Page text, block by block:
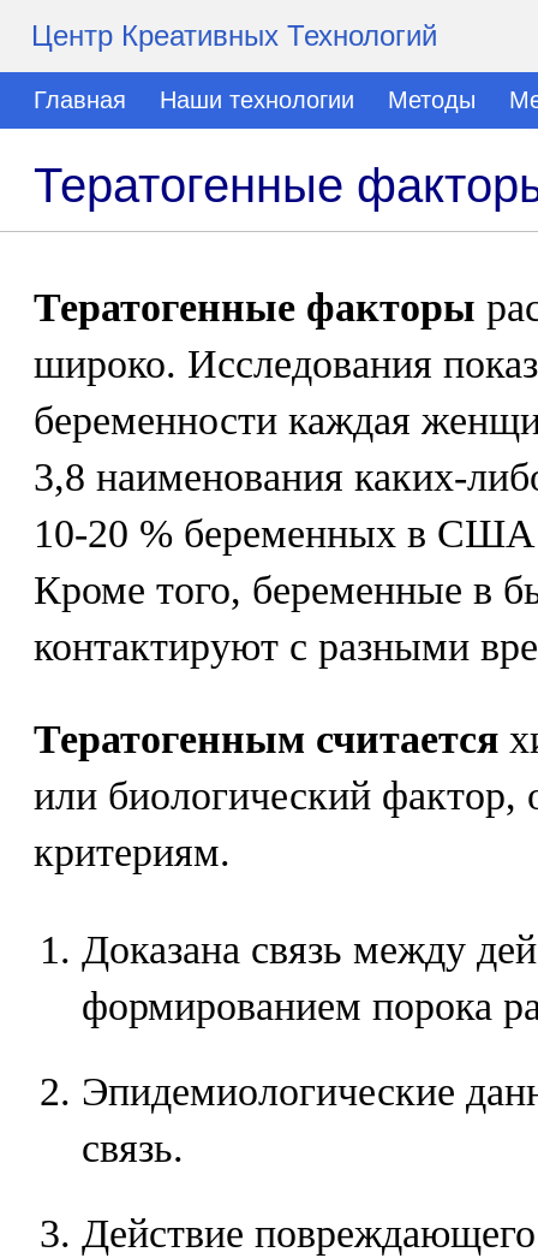
Центр Креативных Технологий
Главная Наши технологии Методы
Тератогенные
Тератогенные факторы
широко. Исследования
беременности каждая
3,8 наименования каких-
10-20 % беременных в США
Кроме того, беременные в
контактируют с разными
Тератогенным считается
или биологический
критериям.
Доказана связь между
формированием порока
Эпидемиологические
связь.
Действие